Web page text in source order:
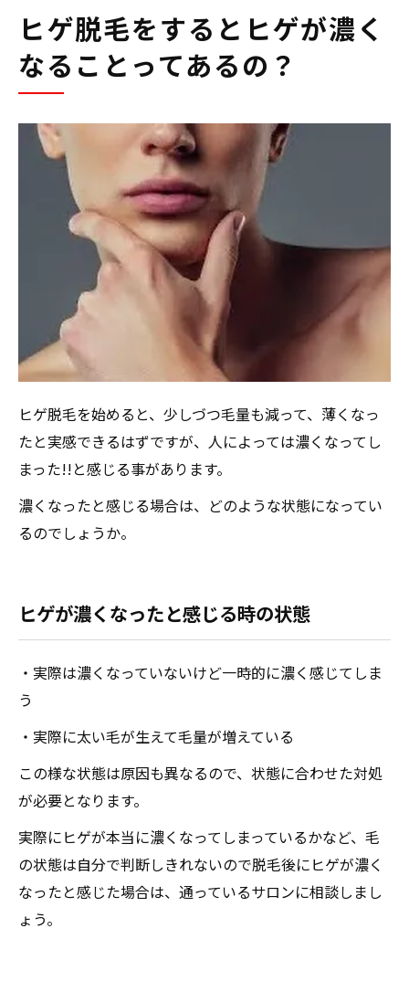
保湿を十分に行う
丁寧にヒゲそりを行う
まとめ
ヒゲ脱毛をするとヒゲが濃く
なることってあるの？
ヒゲ脱毛を始めると、少しづつ毛量も減って、薄くなっ
たと実感できるはずですが、人によっては濃くなってし
まった!!と感じる事があります。
濃くなったと感じる場合は、どのような状態になってい
るのでしょうか。
ヒゲが濃くなったと感じる時の状態
・実際は濃くなっていないけど一時的に濃く感じてしま
う
・実際に太い毛が生えて毛量が増えている
この様な状態は原因も異なるので、状態に合わせた対処
が必要となります。
実際にヒゲが本当に濃くなってしまっているかなど、毛
の状態は自分で判断しきれないので脱毛後にヒゲが濃く
なったと感じた場合は、通っているサロンに相談しまし
ょう。